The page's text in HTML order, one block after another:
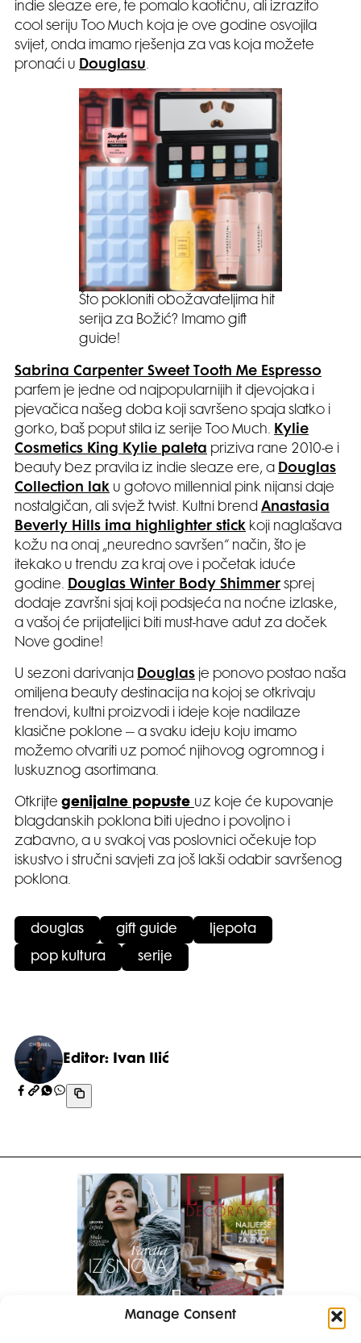
Manage Consent
indie sleaze ere, te pomalo kaotičnu, ali izrazito
cool seriju Too Much koja je ove godine osvojila
svijet, onda imamo rješenja za vas koja možete
pronaći u Douglasu.
Što pokloniti obožavateljima hit
serija za Božić? Imamo gift
guide!
Sabrina Carpenter Sweet Tooth Me Espresso
parfem je jedne od najpopularnijih it djevojaka i
pjevačica našeg doba koji savršeno spaja slatko i
gorko, baš poput stila iz serije Too Much. Kylie
Cosmetics King Kylie paleta priziva rane 2010-e i
beauty bez pravila iz indie sleaze ere, a Douglas
Collection lak u gotovo millennial pink nijansi daje
nostalgičan, ali svjež twist. Kultni brend Anastasia
Beverly Hills ima highlighter stick koji naglašava
kožu na onaj „neuredno savršen“ način, što je
itekako u trendu za kraj ove i početak iduće
godine. Douglas Winter Body Shimmer sprej
dodaje završni sjaj koji podsjeća na noćne izlaske,
a vašoj će prijateljici biti must-have adut za doček
Nove godine!
U sezoni darivanja Douglas je ponovo postao naša
omiljena beauty destinacija na kojoj se otkrivaju
trendovi, kultni proizvodi i ideje koje nadilaze
klasične poklone – a svaku ideju koju imamo
možemo otvariti uz pomoć njihovog ogromnog i
luskuznog asortimana.
Otkrijte genijalne popuste uz koje će kupovanje
blagdanskih poklona biti ujedno i povoljno i
zabavno, a u svakoj vas poslovnici očekuje top
iskustvo i stručni savjeti za još lakši odabir savršenog
poklona.
douglas gift guide ljepota
pop kultura serije
Editor: Ivan Ilić
Pretplati se na časopis